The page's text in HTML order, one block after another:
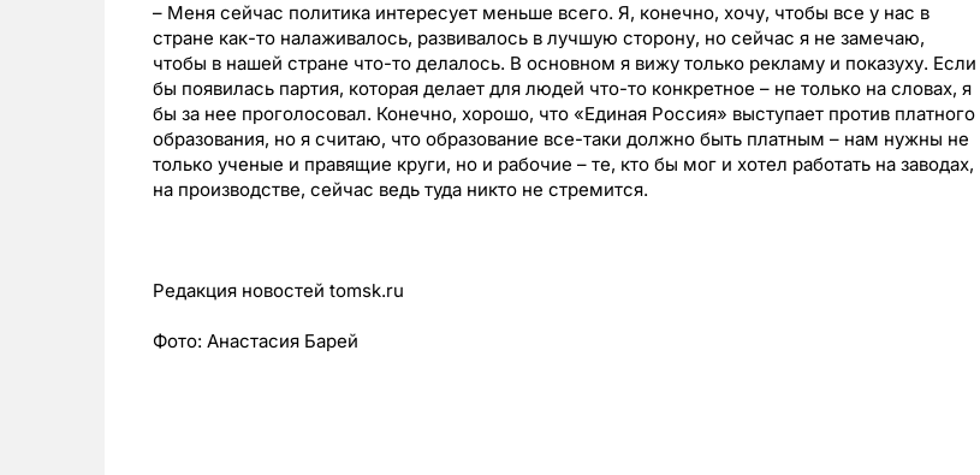
– Меня сейчас политика интересует меньше всего. Я, конечно, хочу, чтобы все у нас в
стране как-то налаживалось, развивалось в лучшую сторону, но сейчас я не замечаю,
чтобы в нашей стране что-то делалось. В основном я вижу только рекламу и показуху. Если
бы появилась партия, которая делает для людей что-то конкретное – не только на словах, я
бы за нее проголосовал. Конечно, хорошо, что «Единая Россия» выступает против платного
образования, но я считаю, что образование все-таки должно быть платным – нам нужны не
только ученые и правящие круги, но и рабочие – те, кто бы мог и хотел работать на заводах,
на производстве, сейчас ведь туда никто не стремится.
Редакция новостей tomsk.ru
Фото: Анастасия Барей